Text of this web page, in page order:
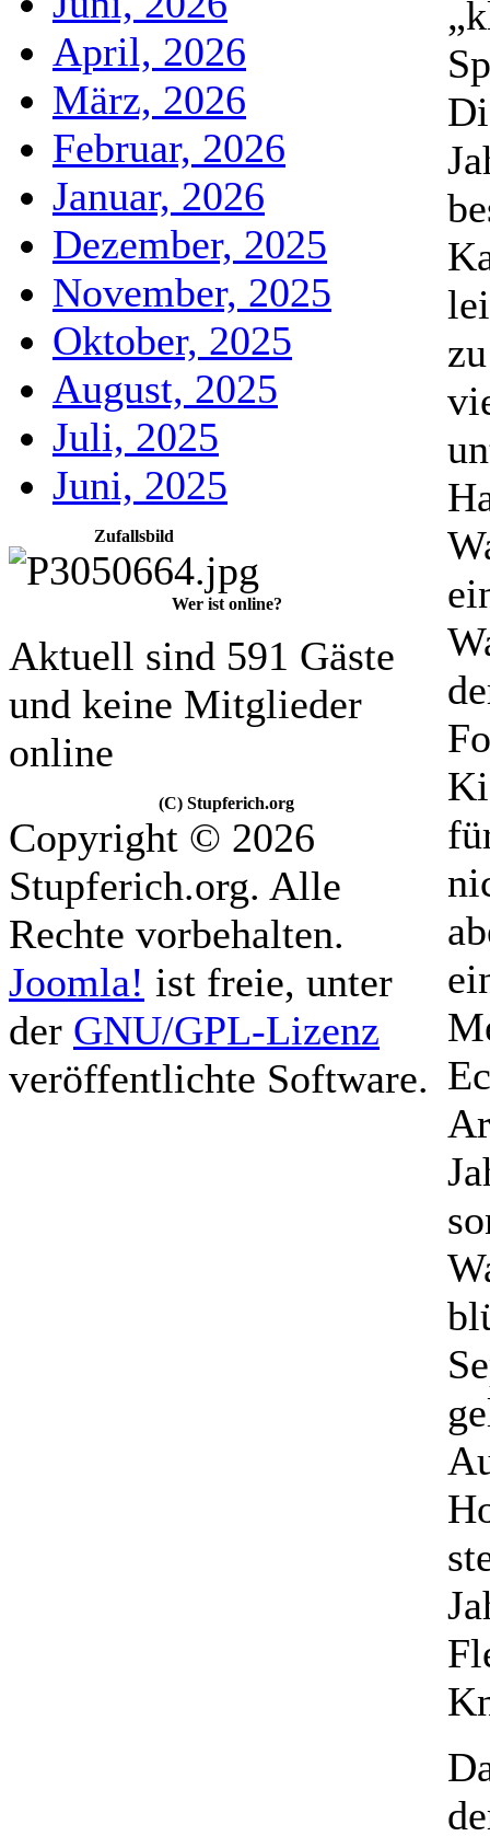
April, 2026
März, 2026
Februar, 2026
Januar, 2026
Dezember, 2025
November, 2025
Oktober, 2025
August, 2025
Juli, 2025
Juni, 2025
Zufallsbild
Wer ist online?
Aktuell sind 591 Gäste
und keine Mitglieder
online
(C) Stupferich.org
Copyright © 2026
Stupferich.org. Alle
Rechte vorbehalten.
Joomla! ist freie, unter
der GNU/GPL-Lizenz
veröffentlichte Software.